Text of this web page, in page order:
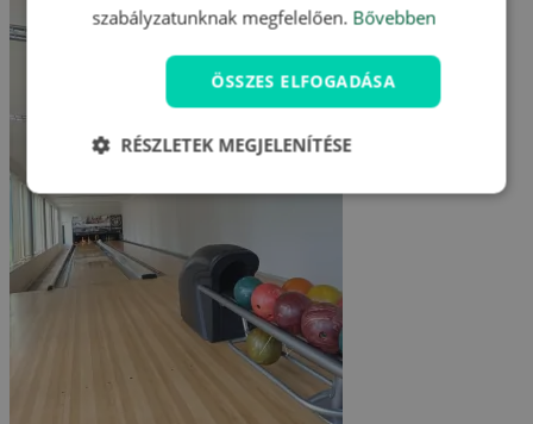
szabályzatunknak megfelelően. Bővebben
ÖSSZES ELFOGADÁSA
RÉSZLETEK MEGJELENÍTÉSE